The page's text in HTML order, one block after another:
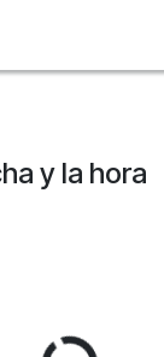
y la hora